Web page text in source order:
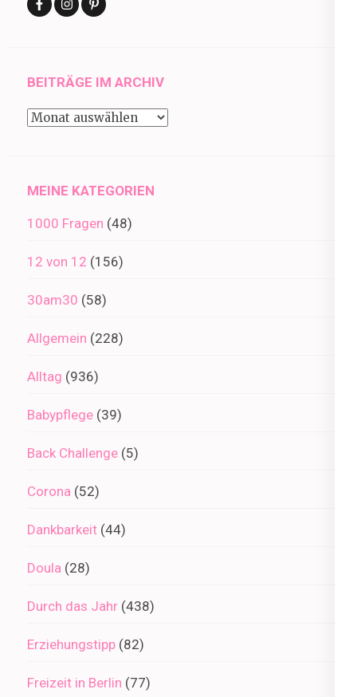
BEITRÄGE IM ARCHIV
Beiträge
MEINE KATEGORIEN
1000 Fragen (48)
12 von 12 (156)
30am30 (58)
Allgemein (228)
Alltag (936)
Babypflege (39)
Back Challenge (5)
Corona (52)
Dankbarkeit (44)
Doula (28)
Durch das Jahr (438)
Erziehungstipp (82)
Freizeit in Berlin (77)